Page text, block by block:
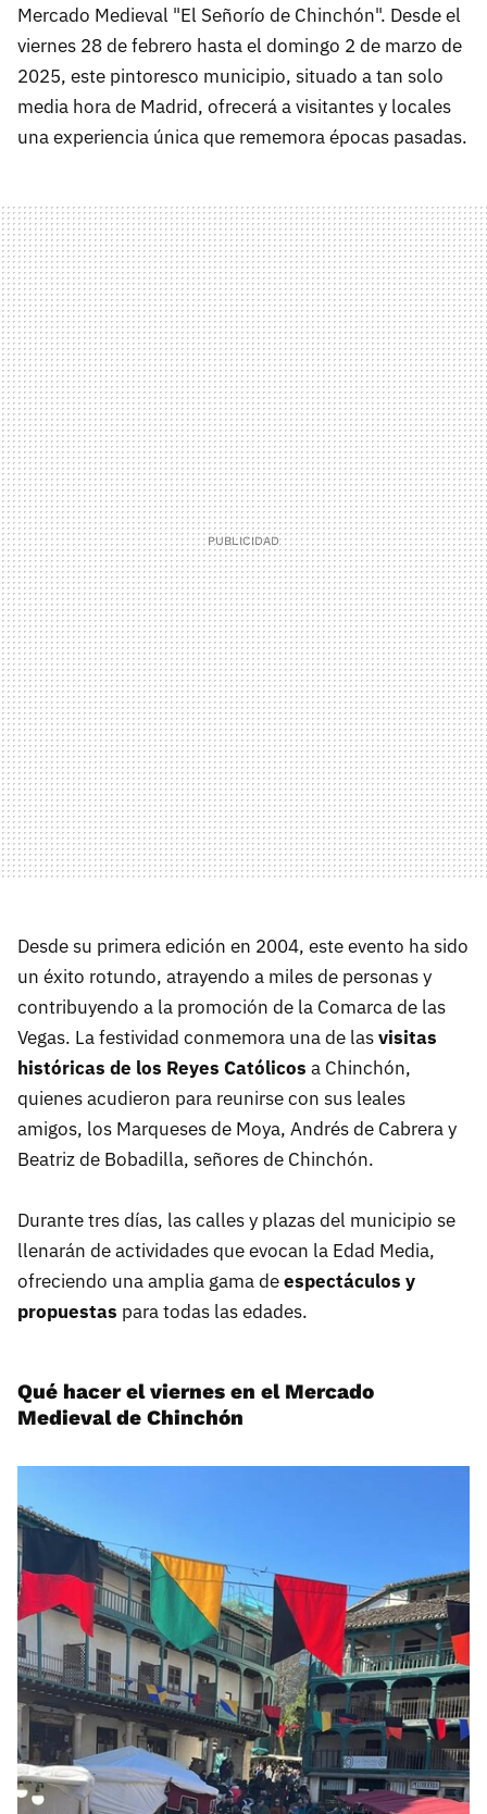
Mercado Medieval "El Señorío de Chinchón". Desde el
viernes 28 de febrero hasta el domingo 2 de marzo de
2025, este pintoresco municipio, situado a tan solo
media hora de Madrid, ofrecerá a visitantes y locales
una experiencia única que rememora épocas pasadas.
Desde su primera edición en 2004, este evento ha sido
un éxito rotundo, atrayendo a miles de personas y
contribuyendo a la promoción de la Comarca de las
Vegas. La festividad conmemora una de lasvisitas
históricas de los Reyes Católicos a Chinchón,
quienes acudieron para reunirse con sus leales
amigos, los Marqueses de Moya, Andrés de Cabrera y
Beatriz de Bobadilla, señores de Chinchón.
Durante tres días, las calles y plazas del municipio se
llenarán de actividades que evocan la Edad Media,
ofreciendo una amplia gama deespectáculos y
propuestas para todas las edades.
Qué hacer el viernes en el Mercado
Medieval de Chinchón